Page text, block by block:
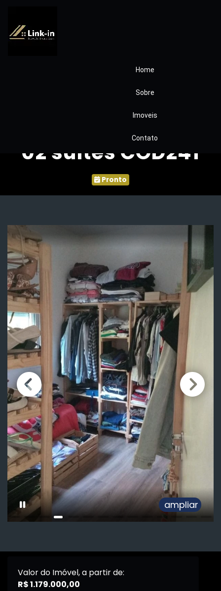
Home
Sobre
Imoveis
Contato
Casa à Venda na
Granja Viana 4
dormitorios Sendo
02 suites COD241
Pronto
Valor do Imóvel, a partir de:
R$ 1.179.000,00